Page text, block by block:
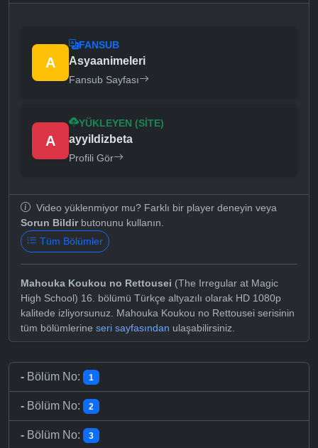
A
FANSUB
Asyaanimeleri
Fansub Sayfası
A
YÜKLEYEN (SITE)
ayyildizbeta
Profili Gör
Video yüklenmiyor mu? Farklı bir player deneyin veya
Sorun Bildirbutonunu kullanın.
Tüm Bölümler
Mahouka Koukou no Rettousei (The Irregular at Magic
High School) 16. bölümü Türkçe altyazılı olarak HD 1080p
kalitede izliyorsunuz. Mahouka Koukou no Rettousei serisinin
tüm bölümlerine seri sayfasından ulaşabilirsiniz.
- Bölüm No: 1
- Bölüm No: 2
- Bölüm No: 3